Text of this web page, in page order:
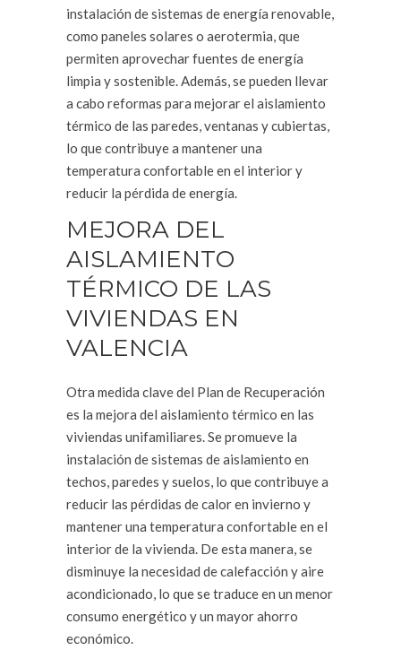
instalación de sistemas de energía renovable,
como paneles solares o aerotermia, que
permiten aprovechar fuentes de energía
limpia y sostenible. Además, se pueden llevar
a cabo reformas para mejorar el aislamiento
térmico de las paredes, ventanas y cubiertas,
lo que contribuye a mantener una
temperatura confortable en el interior y
reducir la pérdida de energía.
MEJORA DEL
AISLAMIENTO
TÉRMICO DE LAS
VIVIENDAS EN
VALENCIA
Otra medida clave del Plan de Recuperación
es la mejora del aislamiento térmico en las
viviendas unifamiliares. Se promueve la
instalación de sistemas de aislamiento en
techos, paredes y suelos, lo que contribuye a
reducir las pérdidas de calor en invierno y
mantener una temperatura confortable en el
interior de la vivienda. De esta manera, se
disminuye la necesidad de calefacción y aire
acondicionado, lo que se traduce en un menor
consumo energético y un mayor ahorro
económico.